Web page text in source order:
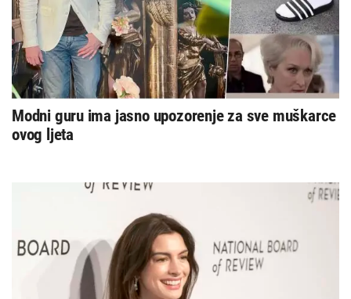
Modni guru ima jasno upozorenje za sve muškarce
ovog ljeta